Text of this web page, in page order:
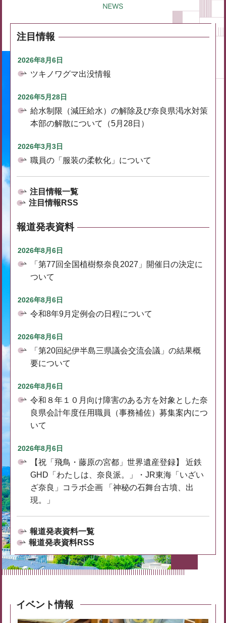
注目情報
2026年8月6日
ツキノワグマ出没情報
2026年5月28日
給水制限（減圧給水）の解除及び奈良県渇水対策
本部の解散について（5月28日）
2026年3月3日
職員の「服装の柔軟化」について
注目情報一覧
注目情報RSS
報道発表資料
2026年8月6日
「第77回全国植樹祭奈良2027」開催日の決定に
ついて
2026年8月6日
令和8年9月定例会の日程について
2026年8月6日
「第20回紀伊半島三県議会交流会議」の結果概
要について
2026年8月6日
令和８年１０月向け障害のある方を対象とした奈
良県会計年度任用職員（事務補佐）募集案内につ
いて
2026年8月6日
【祝「飛鳥・藤原の宮都」世界遺産登録】 近鉄
GHD「わたしは、奈良派。」・JR東海「いざい
ざ奈良」コラボ企画 「神秘の石舞台古墳、出
現。」
報道発表資料一覧
報道発表資料RSS
イベント情報